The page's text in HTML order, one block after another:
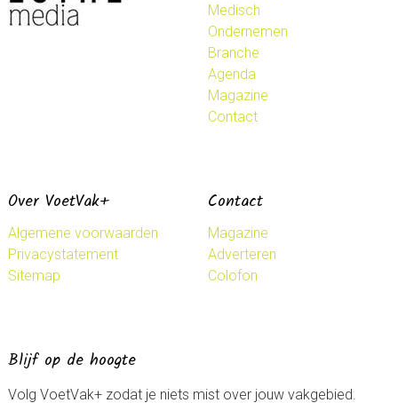
Medisch
Ondernemen
Branche
Agenda
Magazine
Contact
Over VoetVak+
Algemene voorwaarden
Privacystatement
Sitemap
Contact
Magazine
Adverteren
Colofon
Blijf op de hoogte
Volg VoetVak+ zodat je niets mist over jouw vakgebied.